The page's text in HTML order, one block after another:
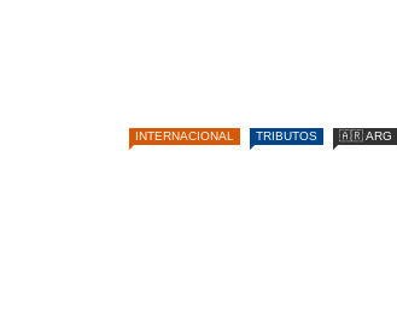
INTERNACIONAL TRIBUTOS 🇦🇷 ARG